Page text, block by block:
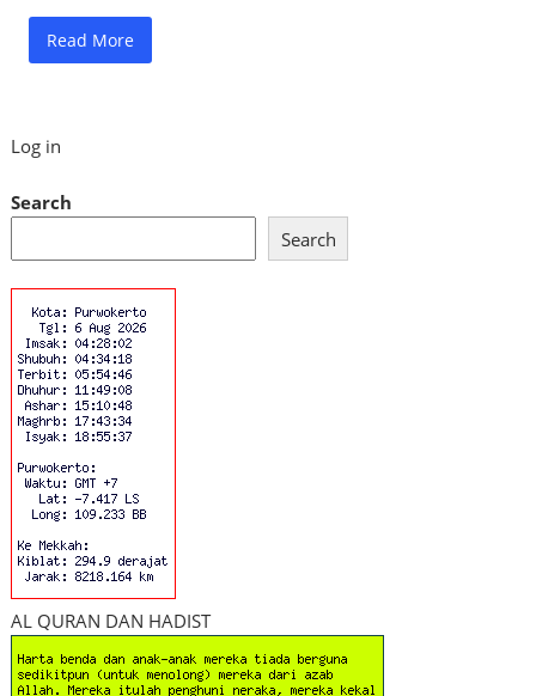
Read More
Log in
Search
Search
AL QURAN DAN HADIST